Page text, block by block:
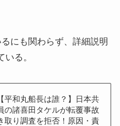
にも関わらず、詳細説明
る。
平和丸船長は誰？】日本共
の諸喜田タケルが転覆事故
取り調査を拒否！原因・責